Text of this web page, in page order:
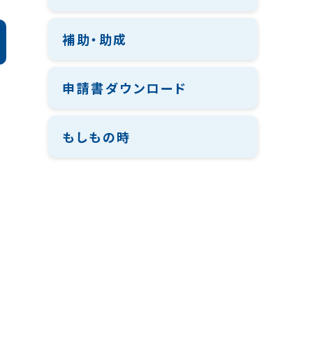
補助・助成
申請書ダウンロード
もしもの時